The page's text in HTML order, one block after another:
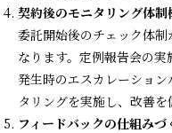
契約後のモニタリング体制
委託開始後のチェック体
なります。定例報告会の
発生時のエスカレーショ
タリングを実施し、改善を
フィードバックの仕組みづ